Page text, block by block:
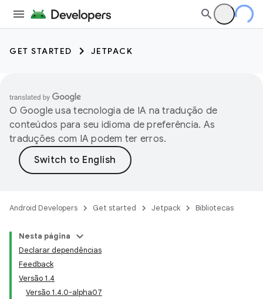
GET STARTED JETPACK
O Google usa tecnologia de IA na tradução de
conteúdos para seu idioma de preferência. As
traduções com IA podem ter erros.
Android Developers Get started Jetpack Bibliotecas
Nesta página
Declarar dependências
Feedback
Versão 1.4
Versão 1.4.0-alpha07